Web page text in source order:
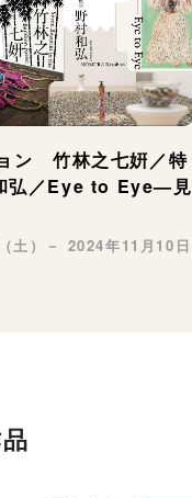
ン 竹林之七姸／特
弘／Eye to Eye—見
土）－ 2024年11月10日